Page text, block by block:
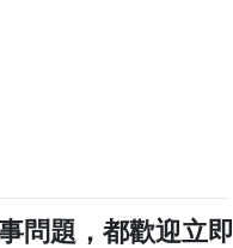
問題，都歡迎立即